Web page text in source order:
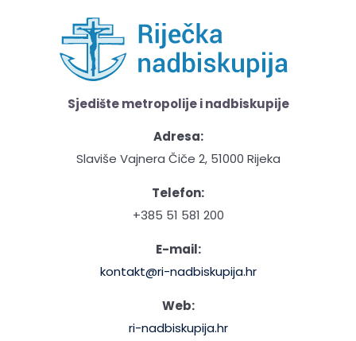
Sjedište metropolije i nadbiskupije
Adresa:
Slaviše Vajnera Čiče 2, 51000 Rijeka
Telefon:
+385 51 581 200
E-mail:
kontakt@ri-nadbiskupija.hr
Web:
ri-nadbiskupija.hr